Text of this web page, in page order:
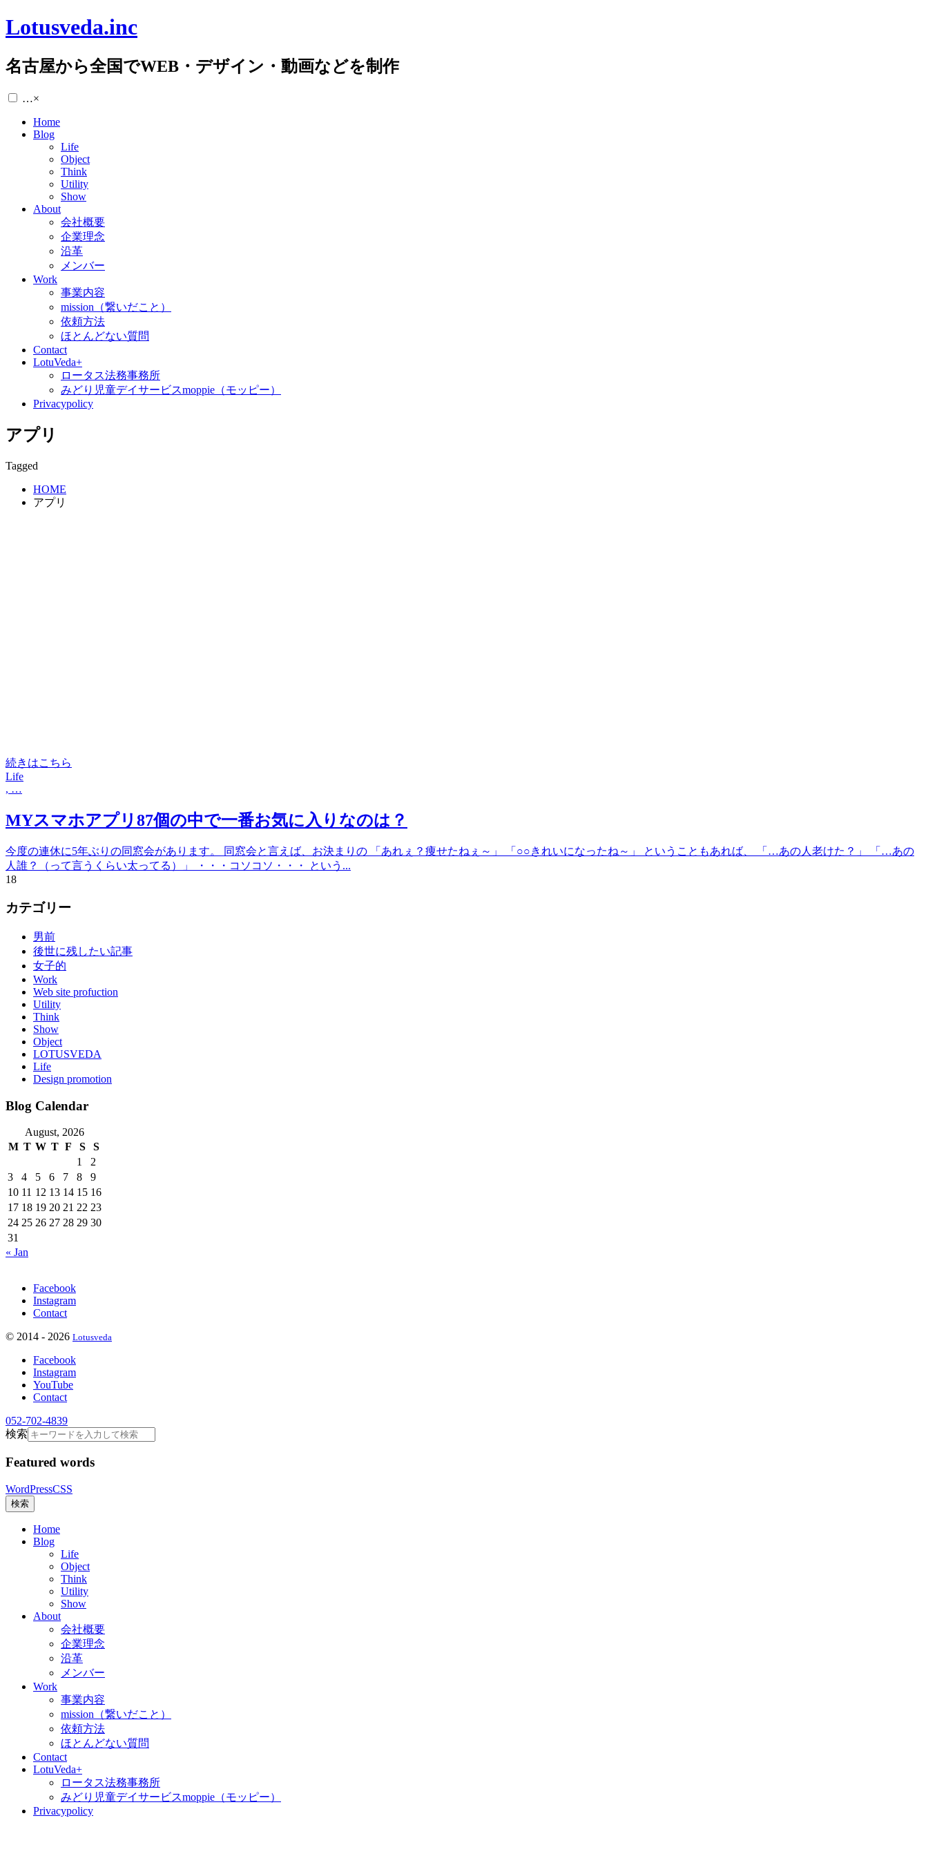
Lotusveda.inc
名古屋から全国でWEB・デザイン・動画などを制作
…×
Home
Blog
Life
Object
Think
Utility
Show
About
会社概要
企業理念
沿革
メンバー
Work
事業内容
mission（繋いだこと）
依頼方法
ほとんどない質問
Contact
LotuVeda+
ロータス法務事務所
みどり児童デイサービスmoppie（モッピー）
Privacypolicy
アプリ
Tagged
HOME
アプリ
続きはこちら
Life
, …
MYスマホアプリ87個の中で一番お気に入りなのは？
今度の連休に5年ぶりの同窓会があります。 同窓会と言えば、お決まりの 「あれぇ？痩せたねぇ～」 「○○きれいになったね～」 ということもあれば、 「…あの人老けた？」 「…あの
人誰？（って言うくらい太ってる）」 ・・・コソコソ・・・ という...
18
カテゴリー
男前
後世に残したい記事
女子的
Work
Web site profuction
Utility
Think
Show
Object
LOTUSVEDA
Life
Design promotion
Blog Calendar
August, 2026
M T W T F S
S
1
2
3
4 5 6 7 8
9
10 11 12 13 14 15 16
17 18 19 20 21 22 23
24 25 26 27 28 29 30
31
« Jan
Facebook
Instagram
Contact
© 2014 - 2026 Lotusveda
Facebook
Instagram
YouTube
Contact
052-702-4839
検索
Featured words
WordPressCSS
検索
Home
Blog
Life
Object
Think
Utility
Show
About
会社概要
企業理念
沿革
メンバー
Work
事業内容
mission（繋いだこと）
依頼方法
ほとんどない質問
Contact
LotuVeda+
ロータス法務事務所
みどり児童デイサービスmoppie（モッピー）
Privacypolicy